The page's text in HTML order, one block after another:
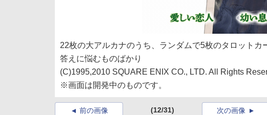
22枚の大アルカナのうち、ランダムで5枚のタロット
答えに悩むものばかり
(C)1995,2010 SQUARE ENIX CO., LTD. All Rights
※画面は開発中のものです。
前の画像 (12/31) 次の画像